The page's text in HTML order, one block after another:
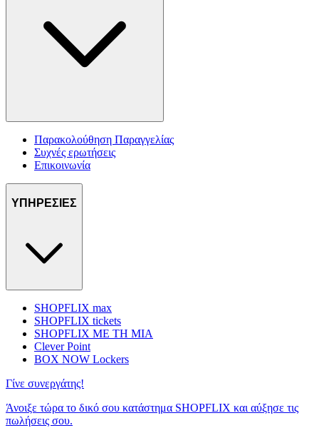
Παρακολούθηση Παραγγελίας
Συχνές ερωτήσεις
Επικοινωνία
ΥΠΗΡΕΣΙΕΣ
SHOPFLIX max
SHOPFLIX tickets
SHOPFLIX ΜΕ ΤΗ ΜΙΑ
Clever Point
BOX NOW Lockers
Γίνε συνεργάτης!
Άνοιξε τώρα το δικό σου κατάστημα SHOPFLIX και αύξησε τις
πωλήσεις σου.